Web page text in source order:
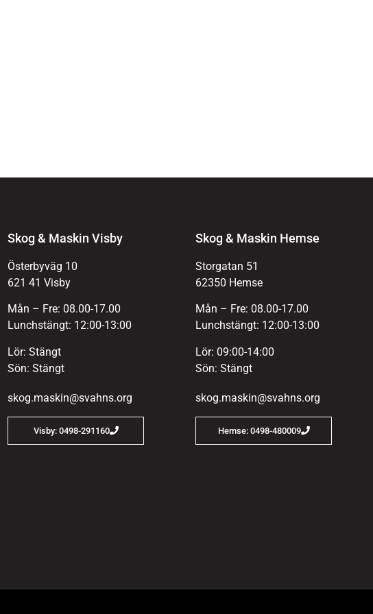
Skog & Maskin Visby
Österbyväg 10
621 41 Visby
Mån – Fre: 08.00-17.00
Lunchstängt: 12:00-13:00
Lör: Stängt
Sön: Stängt
skog.maskin@svahns.org
Visby: 0498-291160
Skog & Maskin Hemse
Storgatan 51
62350 Hemse
Mån – Fre: 08.00-17.00
Lunchstängt: 12:00-13:00
Lör: 09:00-14:00
Sön: Stängt
skog.maskin@svahns.org
Hemse: 0498-480009